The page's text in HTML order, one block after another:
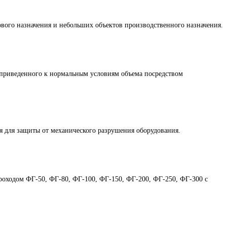
назначения и небольших объектов производственного назначения.
к нормальным условиям объема посредством
от механического разрушения оборудования.
проходом ФГ-50, ФГ-80, ФГ-100, ФГ-150, ФГ-200, ФГ-250, ФГ-300 с